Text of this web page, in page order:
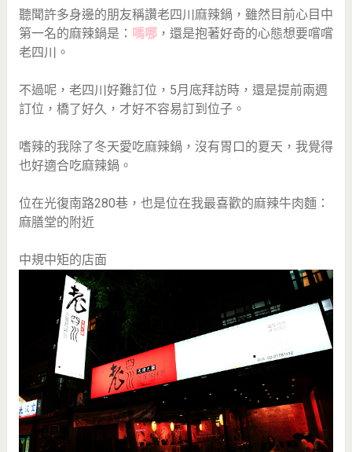
聽聞許多身邊的朋友稱讚老四川麻辣鍋，雖然目前心目中
第一名的麻辣鍋是： 嗎哪，還是抱著好奇的心態想要嚐嚐
老四川。
不過呢，老四川好難訂位，5月底拜訪時，還是提前兩週
訂位，橋了好久，才好不容易訂到位子。
嗜辣的我除了冬天愛吃麻辣鍋，沒有胃口的夏天，我覺得
也好適合吃麻辣鍋。
位在光復南路280巷，也是位在我最喜歡的麻辣牛肉麵：
麻膳堂的附近
中規中矩的店面